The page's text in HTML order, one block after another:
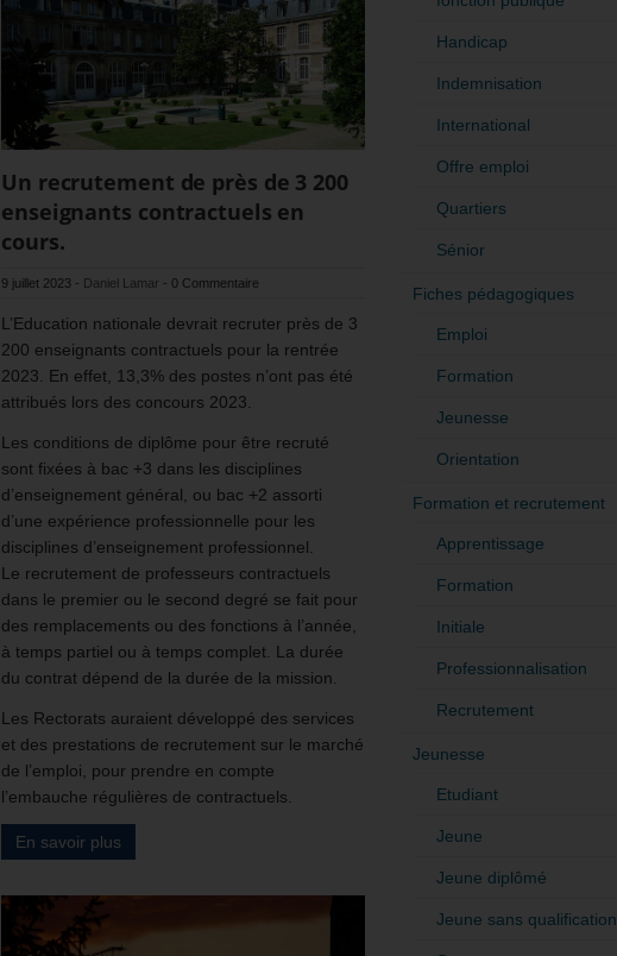
Un recrutement de près de 3 200
enseignants contractuels en
cours.
9 juillet 2023 - Daniel Lamar - 0 Commentaire
L’Education nationale devrait recruter près de 3
200 enseignants contractuels pour la rentrée
2023. En effet, 13,3% des postes n’ont pas été
attribués lors des concours 2023.
Les conditions de diplôme pour être recruté
sont fixées à bac +3 dans les disciplines
d’enseignement général, ou bac +2 assorti
d’une expérience professionnelle pour les
disciplines d’enseignement professionnel.
Le recrutement de professeurs contractuels
dans le premier ou le second degré se fait pour
des remplacements ou des fonctions à l’année,
à temps partiel ou à temps complet. La durée
du contrat dépend de la durée de la mission.
Les Rectorats auraient développé des services
et des prestations de recrutement sur le marché
de l’emploi, pour prendre en compte
l’embauche régulières de contractuels.
En savoir plus
Handicap
Indemnisation
International
Offre emploi
Quartiers
Sénior
Fiches pédagogiques
Emploi
Formation
Jeunesse
Orientation
Formation et recrutement
Apprentissage
Formation
Initiale
Professionnalisation
Recrutement
Jeunesse
Etudiant
Jeune
Jeune diplômé
Jeune sans qualification